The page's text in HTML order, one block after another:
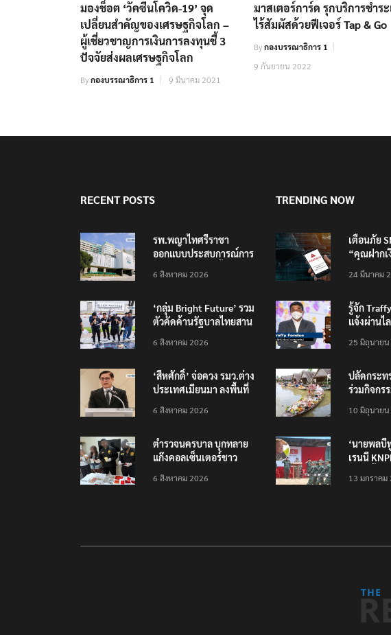
มองช็อต ‘วัคซีนโควิด-19’ จุด
เปลี่ยนสำคัญของเศรษฐกิจโลก –
ผู้เชี่ยวชาญการเงินการลงทุนชี้ 3
ปัจจัยส่งผลเศรษฐกิจโลก
Byกองบรรณาธิการ 1 9 มีนาคม 2021
มาสเตอร์การ์ด รุกบริการชำระ
ไร้สัมผัสด้วยฟีเจอร์ Tap & Go
Byกองบรรณาธิการ 1
9 กันยายน 2022
RECENT POSTS
รพ.พญาไทศรีราชา
ออกแบบประสบการณ์การ
รองรับอนาคต EEC
6 สิงหาคม 2026
‘กลุ่ม Bright Future’ รวม
ตัวคัดค้านรัฐบาลไทยสาน
6 สิงหาคม 2026
‘สีหศักดิ์’ จ่อควง รมว.ต่าง
ประเทศเมียนมา ลงพื้นที่
6 สิงหาคม 2026
ตำรวจนครบาล บุกทลาย
แก๊งคอลเซ็นเตอร์ชาว
ในกล่องพัสดุส่งญี่ปุ่น
6 สิงหาคม 2026
TRENDING NOW
เตือนภัย
“คุณฝากเ
200,000
24 มีนาคม
รู้จัก
แจ้งผ่านไ
ทั่วไทย ไม่
25 มิถุนายน
ปลัดกระท
ร่วมกิจกร
ตักบาตรท
10 มิถุนาย
‘นายพลบี
เรนนี
ประชาชน
13 มกราคม